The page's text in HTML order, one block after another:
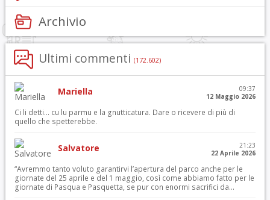
Archivio
Ultimi commenti (172.602)
Mariella
09:37
12 Maggio 2026
Ci li detti… cu lu parmu e la gnutticatura. Dare o ricevere di più di
quello che spetterebbe.
Salvatore
21:23
22 Aprile 2026
“Avremmo tanto voluto garantirvi l’apertura del parco anche per le
giornate del 25 aprile e del 1 maggio, così come abbiamo fatto per le
giornate di Pasqua e Pasquetta, se pur con enormi sacrifici da...